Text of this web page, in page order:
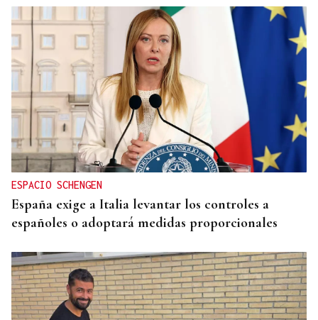
ESPACIO SCHENGEN
España exige a Italia levantar los controles a
españoles o adoptará medidas proporcionales